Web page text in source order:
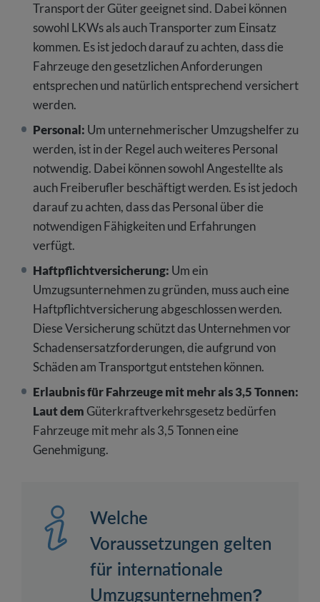
Transport der Güter geeignet sind. Dabei können
sowohl LKWs als auch Transporter zum Einsatz
kommen. Es ist jedoch darauf zu achten, dass die
Fahrzeuge den gesetzlichen Anforderungen
entsprechen und natürlich entsprechend versichert
werden.
Personal: Um unternehmerischer Umzugshelfer zu
werden, ist in der Regel auch weiteres Personal
notwendig. Dabei können sowohl Angestellte als
auch Freiberufler beschäftigt werden. Es ist jedoch
darauf zu achten, dass das Personal über die
notwendigen Fähigkeiten und Erfahrungen
verfügt.
Haftpflichtversicherung: Um ein
Umzugsunternehmen zu gründen, muss auch eine
Haftpflichtversicherung abgeschlossen werden.
Diese Versicherung schützt das Unternehmen vor
Schadensersatzforderungen, die aufgrund von
Schäden am Transportgut entstehen können.
Erlaubnis für Fahrzeuge mit mehr als 3,5 Tonnen:
Laut dem Güterkraftverkehrsgesetz bedürfen
Fahrzeuge mit mehr als 3,5 Tonnen eine
Genehmigung.
Welche
Voraussetzungen gelten
für internationale
Umzugsunternehmen?